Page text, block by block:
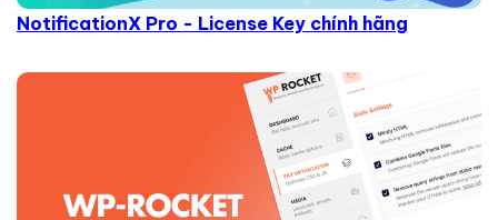
NotificationX Pro - License Key chính hãng